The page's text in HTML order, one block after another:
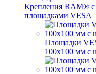
Крепления RAM®
площадками VESA
Площадки
100x100 мм с